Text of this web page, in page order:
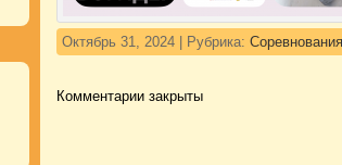
Октябрь 31, 2024 | Рубрика: Соревнования
Комментарии закрыты